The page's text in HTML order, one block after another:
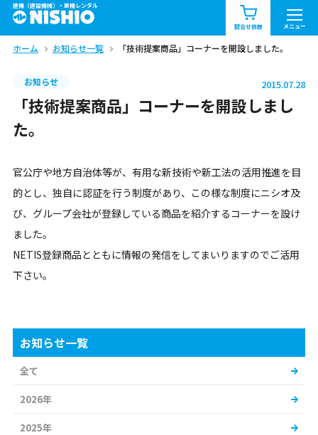
建機（建設機械）・重機レンタル
問合せ依頼 メニュー
商品一覧 お知らせ一覧
問合せ依頼リスト お問合せ
北海道 東北 関東
九州・沖縄（外部）
ホーム お知らせ一覧 「技術提案商品」コーナーを開設しました。
お知らせ 2015.07.28
「技術提案商品」コーナーを開設しまし
た。
官公庁や地方自治体等が、有用な新技術や新工法の活用推進を目
的とし、独自に認証を行う制度があり、この様な制度にニシオ及
び、グループ会社が登録している商品を紹介するコーナーを設け
ました。
NETIS登録商品とともに情報の発信をしてまいりますのでご活用
下さい。
お知らせ一覧
全て
2026年
2025年